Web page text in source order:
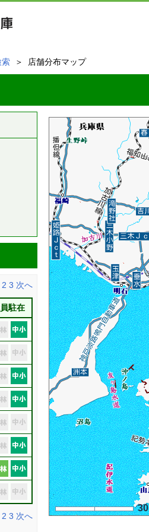
索 ＞ 店舗分布マップ
2 3 次へ
駐在
2 3 次へ